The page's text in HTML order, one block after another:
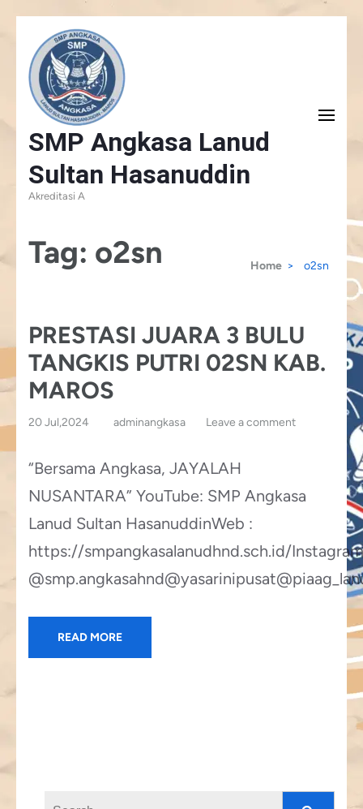
to
content
(Press
Enter)
SMP Angkasa Lanud
Sultan Hasanuddin
Akreditasi A
Tag: o2sn Home > o2sn
PRESTASI JUARA 3 BULU
TANGKIS PUTRI 02SN KAB.
MAROS
20 Jul,2024 adminangkasa Leave a comment
“Bersama Angkasa, JAYALAH
NUSANTARA” YouTube: SMP Angkasa
Lanud Sultan HasanuddinWeb :
https://smpangkasalanudhnd.sch.id/
READ MORE